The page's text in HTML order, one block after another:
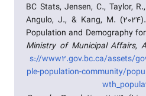
BC Stats, Jensen, C., Taylor,
Angulo, J., & Kang, M.
Population and Demography
Ministry of Municipal Affairs,
s://www2.gov.bc.ca/assets/
ple-population-community/